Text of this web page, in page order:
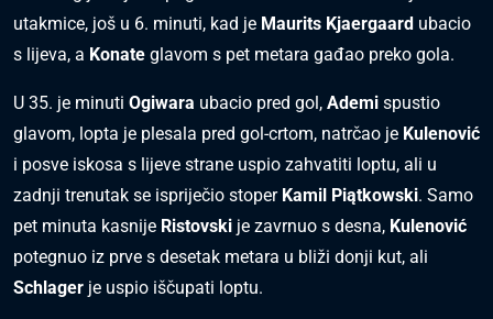
utakmice, još u 6. minuti, kad je Maurits Kjaergaard ubacio
s lijeva, a Konate glavom s pet metara gađao preko gola.
U 35. je minuti Ogiwara ubacio pred gol, Ademi spustio
glavom, lopta je plesala pred gol-crtom, natrčao je Kulenović
i posve iskosa s lijeve strane uspio zahvatiti loptu, ali u
zadnji trenutak se ispriječio stoper Kamil Piątkowski. Samo
pet minuta kasnije Ristovski je zavrnuo s desna, Kulenović
potegnuo iz prve s desetak metara u bliži donji kut, ali
Schlager je uspio iščupati loptu.